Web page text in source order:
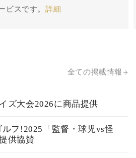
ビスです。 詳細
全ての掲載情報
ズ大会2026に商品提供
フ!2025「監督・球児vs怪
供協賛